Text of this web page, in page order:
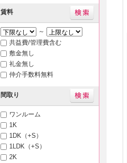
賃料
～
共益費/管理費含む
敷金無し
礼金無し
仲介手数料無料
間取り
ワンルーム
1K
1DK（+S）
1LDK（+S）
2K